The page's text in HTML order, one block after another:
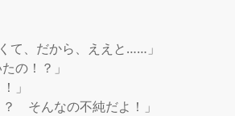
て、だから、ええと……」
の！？」
」
　そんなの不純だよ！」